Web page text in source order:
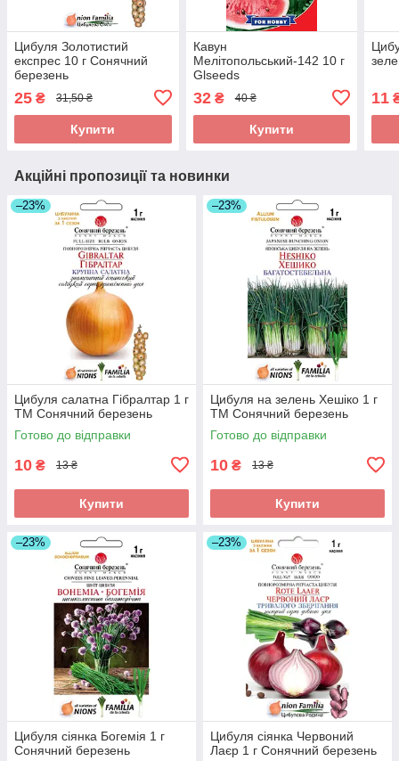
Цибуля Золотистий
експрес 10 г Сонячний
березень
25 ₴ 31,50 ₴
Купити
Кавун
Мелітопольський-142 10 г
Glseeds
32₴ 40 ₴
Купити
11
Акційні пропозиції та новинки
–23%
Цибуля салатна Гібралтар 1 г
ТМ Сонячний березень
Готово до відправки
10 ₴ 13 ₴
Купити
–23%
Цибуля на зелень Хешіко 1 г
ТМ Сонячний березень
Готово до відправки
10 ₴ 13 ₴
Купити
–23%
Цибуля сіянка Богемія 1 г
Сонячний березень
–23%
Цибуля сіянка Червоний
Лаєр 1 г Сонячний березень